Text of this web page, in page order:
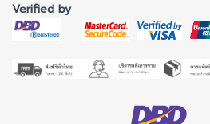
Verified by